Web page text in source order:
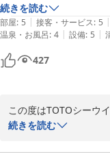
TOTOシーウインド淡
ＴＯＴＯシーウィンド
2025-11-22
は思いますが、、又、利
も良かったです。
続きを読む
部屋: 5 | 接客・サービス: 5 |
温泉・お風呂: 4 | 設備: 5 |
427
この度はTOTOシーウ
います。
とのお言葉を頂戴し大
続きを読む